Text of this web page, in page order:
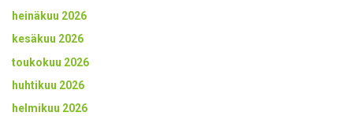
heinäkuu 2026
kesäkuu 2026
toukokuu 2026
huhtikuu 2026
helmikuu 2026